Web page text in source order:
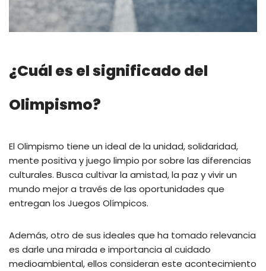
¿Cuál es el significado del
Olimpismo?
El Olimpismo tiene un ideal de la unidad, solidaridad,
mente positiva y juego limpio por sobre las diferencias
culturales. Busca cultivar la amistad, la paz y vivir un
mundo mejor a través de las oportunidades que
entregan los Juegos Olímpicos.
Además, otro de sus ideales que ha tomado relevancia
es darle una mirada e importancia al cuidado
medioambiental, ellos consideran este acontecimiento